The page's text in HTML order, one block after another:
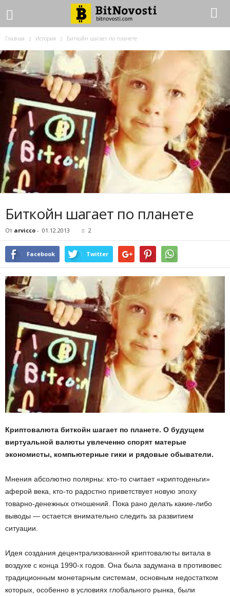
Главная История Биткойн шагает по планете
Биткойн шагает по планете
От arvicco - 01.12.2013 2
Facebook Twitter
Криптовалюта биткойн шагает по планете. О будущем
виртуальной валюты увлеченно спорят матерые
экономисты, компьютерные гики и рядовые обыватели.
Мнения абсолютно полярны: кто-то считает «криптоденьги»
аферой века, кто-то радостно приветствует новую эпоху
товарно-денежных отношений. Пока рано делать какие-либо
выводы — остается внимательно следить за развитием
ситуации.
Идея создания децентрализованной криптовалюты витала в
воздухе с конца 1990-х годов. Она была задумана в противовес
традиционным монетарным системам, основным недостатком
которых, особенно в условиях глобального рынка, были